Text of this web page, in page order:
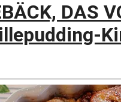
DAS